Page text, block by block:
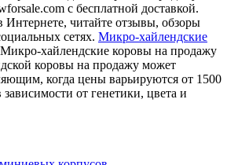
с бесплатной доставкой.
Интернете, читайте отзывы, обзоры
сетях. Микро-хайлендские
Микро-хайлендские коровы на продажу
коровы на продажу может
когда цены варьируются от 1500
от генетики, цвета и